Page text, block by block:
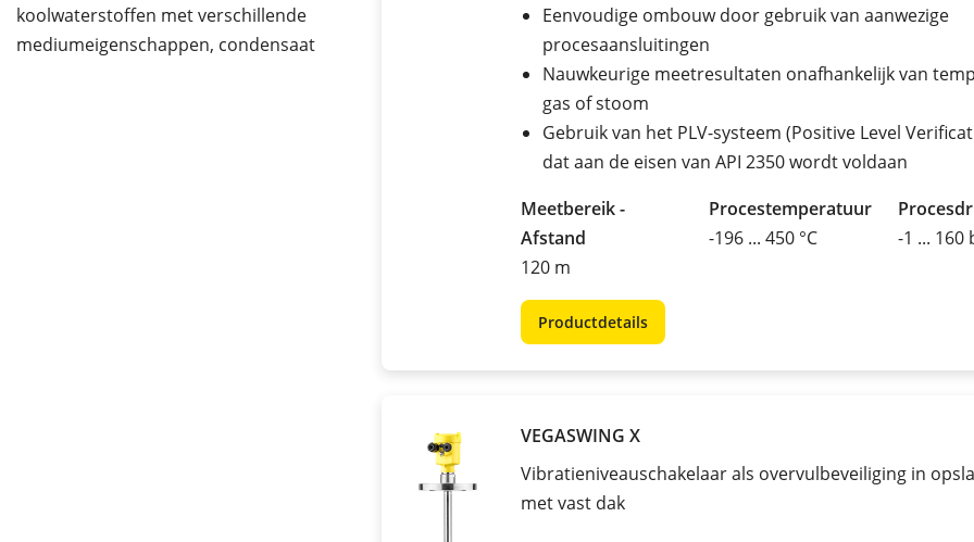
koolwaterstoffen met verschillende
mediumeigenschappen, condensaat
Eenvoudige ombouw door gebruik van aanwezige
procesaansluitingen
Nauwkeurige meetresultaten onafhankelijk van
gas of stoom
Gebruik van het PLV-systeem (Positive Level
dat aan de eisen van API 2350 wordt voldaan
Meetbereik -
Afstand
120 m
Procestemperatuur
-196 ... 450 °C
-1 ... 160
Productdetails
VEGASWING X
Vibratieniveauschakelaar als overvulbeveiliging in
met vast dak